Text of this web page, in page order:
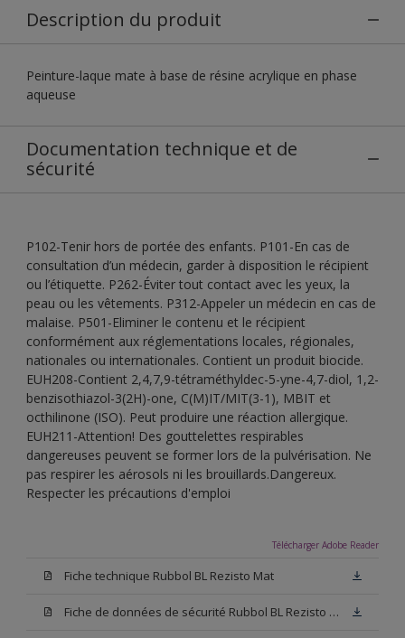
Description du produit
Peinture-laque mate à base de résine acrylique en phase
aqueuse
Documentation technique et de
sécurité
P102-Tenir hors de portée des enfants. P101-En cas de
consultation d’un médecin, garder à disposition le récipient
ou l’étiquette. P262-Éviter tout contact avec les yeux, la
peau ou les vêtements. P312-Appeler un médecin en cas de
malaise. P501-Eliminer le contenu et le récipient
conformément aux réglementations locales, régionales,
nationales ou internationales. Contient un produit biocide.
EUH208-Contient 2,4,7,9-tétraméthyldec-5-yne-4,7-diol, 1,2-
benzisothiazol-3(2H)-one, C(M)IT/MIT(3-1), MBIT et
octhilinone (ISO). Peut produire une réaction allergique.
EUH211-Attention! Des gouttelettes respirables
dangereuses peuvent se former lors de la pulvérisation. Ne
pas respirer les aérosols ni les brouillards.Dangereux.
Respecter les précautions d'emploi
Télécharger Adobe Reader
Fiche technique Rubbol BL Rezisto Mat
Fiche de données de sécurité Rubbol BL Rezisto Mat Base W05